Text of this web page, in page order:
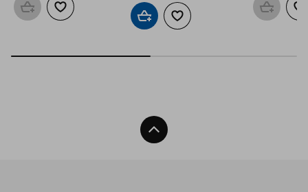
Προσθήκη στο καλάθι
Προσθήκη στα αγαπημένα
Προσθήκη στο καλάθι
Προσθήκη στα αγαπημένα
Back To Top